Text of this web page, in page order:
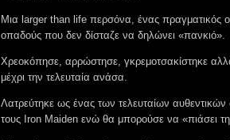
Μια larger than life περσόνα, ένας πραγματικός
οπαδούς που δεν δίσταζε να δηλώνει «πανκιό».
Χρεοκόπησε, αρρώστησε, γκρεμοτσακίστηκε
μέχρι την τελευταία ανάσα.
Λατρεύτηκε ως ένας των τελευταίων
τους Iron Maiden ενώ θα μπορούσε να «πιάσει